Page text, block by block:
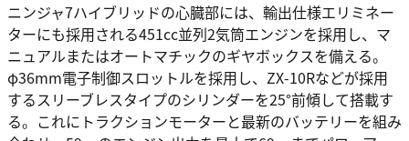
ニンジャ7ハイブリッドの心臓部には、輸出仕様エリミネー
ターにも採用される451cc並列2気筒エンジンを採用し、マ
ニュアルまたはオートマチックのギヤボックスを備える。
φ36mm電子制御スロットルを採用し、ZX-10Rなどが採用
するスリーブレスタイプのシリンダーを25°前傾して搭載す
る。これにトラクションモーターと最新のバッテリーを組み